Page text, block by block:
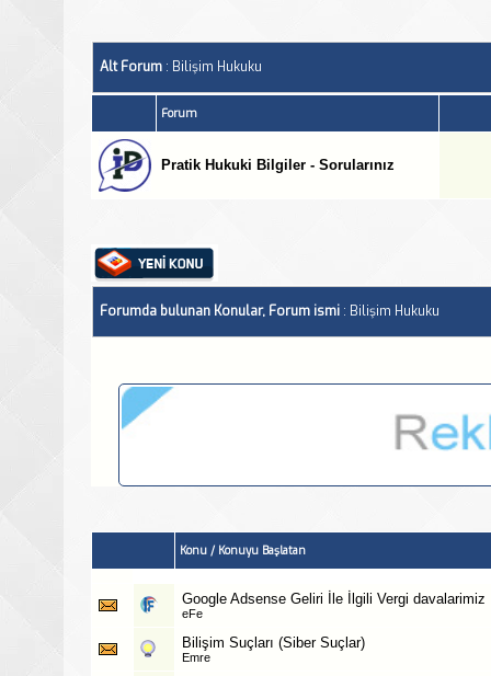
Alt Forum : Bilişim Hukuku
Forum
Pratik Hukuki Bilgiler - Sorularınız
Forumda bulunan Konular, Forum ismi : Bilişim Hukuku
Konu / Konuyu Başlatan
Google Adsense Geliri İle İlgili Vergi davalarimiz
eFe
Bilişim Suçları (Siber Suçlar)
Emre